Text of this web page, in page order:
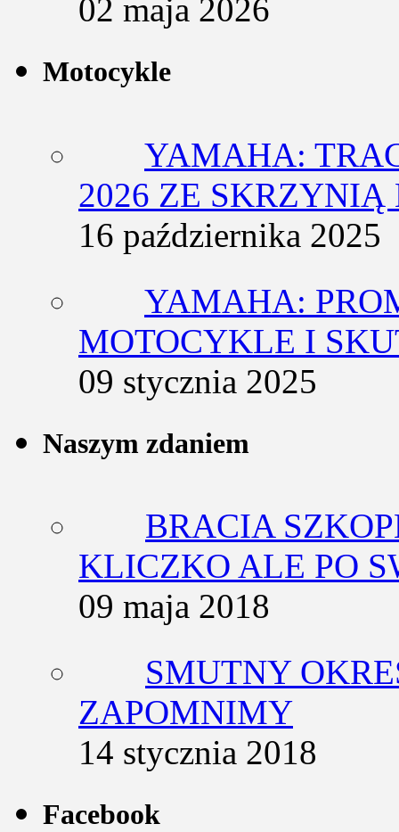
02 maja 2026
Motocykle
YAMAHA:
2026 ZE
16 października 2025
YAMAHA:
MOTOCYKLE I
09 stycznia 2025
Naszym zdaniem
BRACIA
KLICZKO ALE PO
09 maja 2018
SMUTNY
ZAPOMNIMY
14 stycznia 2018
Facebook